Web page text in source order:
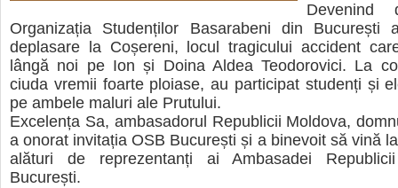
Devenind
Organizația Studenților Basarabeni din București
deplasare la Coșereni, locul tragicului accident
lângă noi pe Ion și Doina Aldea Teodorovici. La
ciuda vremii foarte ploiase, au participat studenți și
pe ambele maluri ale Prutului.
Excelența Sa, ambasadorul Republicii Moldova,
a onorat invitația OSB București și a binevoit să vină
alături de reprezentanți ai Ambasadei
București.